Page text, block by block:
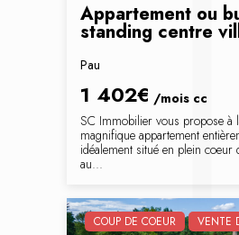
Appartement ou
standing centre
Pau
1 402€ /moiscc
SC Immobilier vous propose à
magnifique appartement
idéalement situé en plein coeur
au...
COUP DE COEUR VENTE